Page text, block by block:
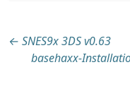
← SNES9x 3DS v0.63
basehaxx-